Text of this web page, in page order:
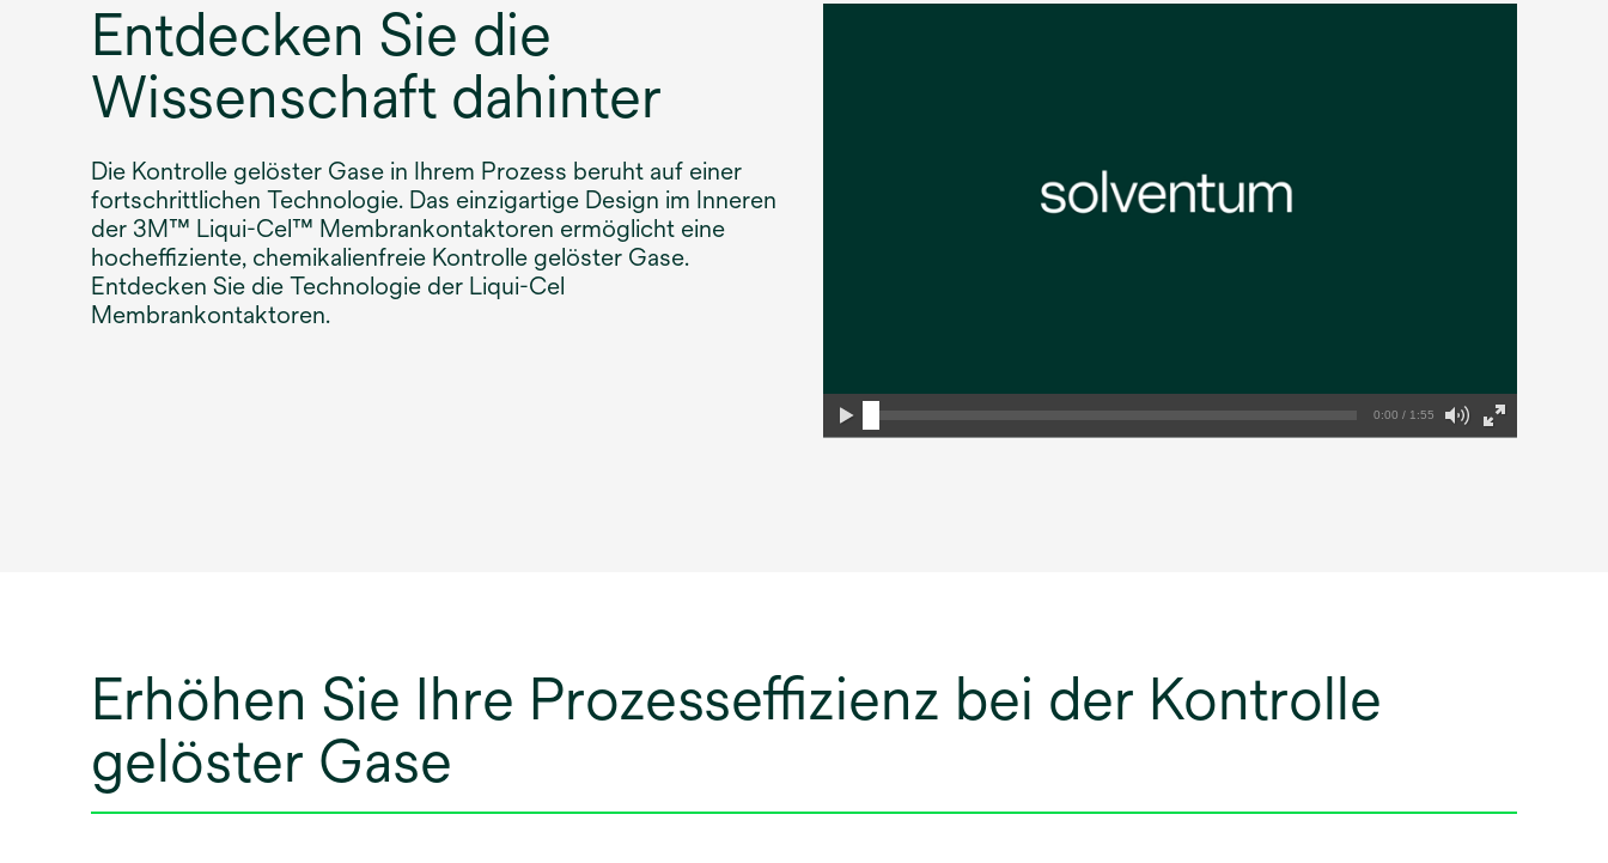
Entdecken Sie die
Wissenschaft dahinter
Die Kontrolle gelöster Gase in Ihrem Prozess beruht auf einer
fortschrittlichen Technologie. Das einzigartige Design im Inneren
der 3M™ Liqui-Cel™ Membrankontaktoren ermöglicht eine
hocheffiziente, chemikalienfreie Kontrolle gelöster Gase.
Entdecken Sie die Technologie der Liqui-Cel
Membrankontaktoren.
0:00 / 1:55
Erhöhen Sie Ihre Prozesseffizienz bei der Kontrolle
gelöster Gase